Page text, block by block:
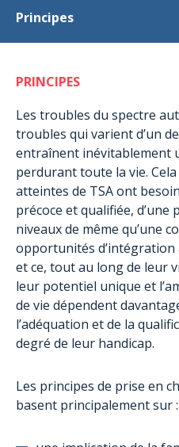
Ressources & Outils
Principes
Droits des personnes
Prise en charge
Méthodes éducatives
Témoignages
PRINCIPES
Les troubles du spectre
troubles qui varient d’un
entraînent inévitablement
perdurant toute la vie.
atteintes de TSA ont
précoce et qualifiée,
niveaux de même qu’une
opportunités d’intégration
et ce, tout au long de leur
leur potentiel unique et
de vie dépendent
l’adéquation et de la
degré de leur handicap.
Les principes de prise en
basent principalement sur :